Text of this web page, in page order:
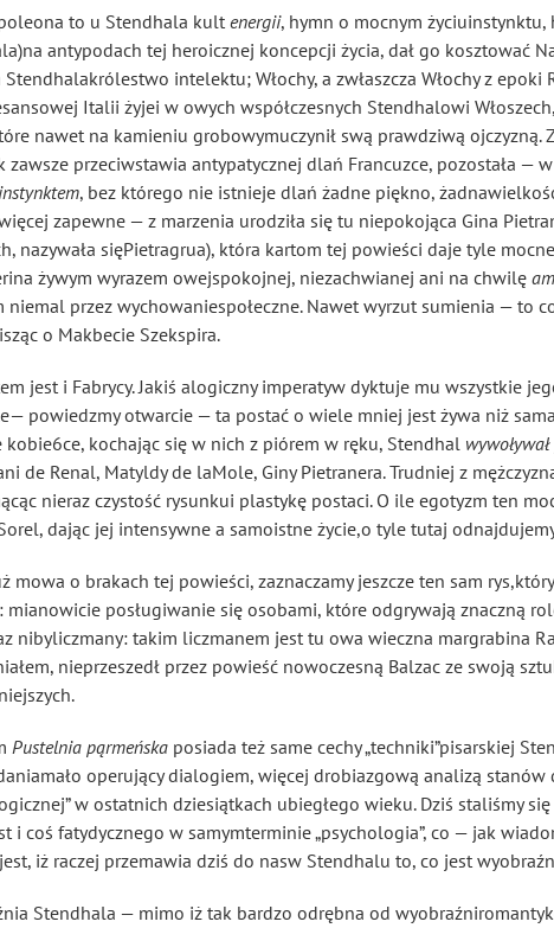
to u Stendhala kultenergii, hymn o mocnym życiuinstynktu,
antypodach tej heroicznej koncepcji życia, dał go kosztować
intelektu; Włochy, a zwłaszcza Włochy z
Italii żyjei w owych współczesnych Stendhalowi
nawet na kamieniu grobowymuczynił swą prawdziwą
zawsze przeciwstawia antypatycznej dlań Francuzce, pozostała —
instynktem, bez którego nie istnieje dlań żadne piękno,
zapewne — z marzenia urodziła się tu niepokojąca Gina
nazywała sięPietragrua), która kartom tej powieści daje tyle
żywym wyrazem owejspokojnej, niezachwianej ani na chwilę
niemal przez wychowaniespołeczne. Nawet wyrzut sumienia — to
o Makbecie Szekspira.
jest i Fabrycy. Jakiś alogiczny imperatyw dyktuje mu wszystkie
powiedzmy otwarcie — ta postać o wiele mniej jest żywa niż
kobie6ce, kochając się w nich z piórem w ręku, Stendhal wywoływał
de Renal, Matyldy de laMole, Giny Pietranera. Trudniej z
nieraz czystość rysunkui plastykę postaci. O ile egotyzm ten
dając jej intensywne a samoistne życie,o tyle tutaj
mowa o brakach tej powieści, zaznaczamy jeszcze ten sam
: mianowicie posługiwanie się osobami, które odgrywają znaczną
nibyliczmany: takim liczmanem jest tu owa wieczna margrabina
nieprzeszedł przez powieść nowoczesną Balzac ze swoją
Pustelnia pąrmeńska posiada też same cechy „techniki”pisarskiej
operujący dialogiem, więcej drobiazgową analizą stanów
w ostatnich dziesiątkach ubiegłego wieku. Dziś staliśmy
i coś fatydycznego w samymterminie „psychologia”, co — jak
iż raczej przemawia dziś do nasw Stendhalu to, co jest
Stendhala — mimo iż tak bardzo odrębna od